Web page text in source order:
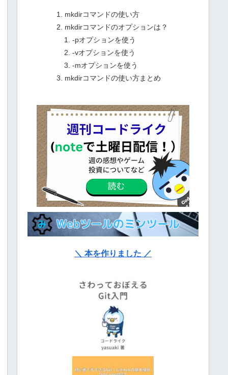
mkdirコマンドの使い方
mkdirコマンドのオプションは？
-pオプションを使う
-vオプションを使う
-mオプションを使う
mkdirコマンドの使い方まとめ
＼ 本を作りました ／